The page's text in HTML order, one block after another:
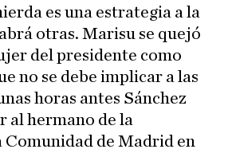
es una estrategia a la
otras. Marisu se quejó
del presidente como
no se debe implicar a las
horas antes Sánchez
al hermano de la
Comunidad de Madrid en